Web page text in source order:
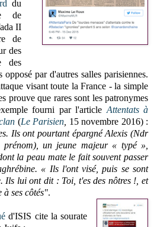
du
de
II
de
des
des
par d'autres salles parisiennes.
visant toute la France - la simple
prouve que rares sont les patronymes
fourni par l'article Attentats à
(Le Parisien 15 novembre 2016) :
Ils ont pourtant épargné Alexis (Ndr
un jeune majeur « typé »,
la peau mate le fait souvent passer
« Ils l'ont visé, puis se sont
Ils lui ont dit : Toi, t'es des nôtres !, et
à ses côtés".
d'ISIS cite la sourate